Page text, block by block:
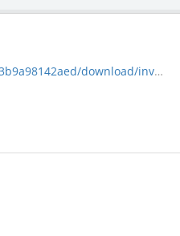
invertebrate_10432.jpg